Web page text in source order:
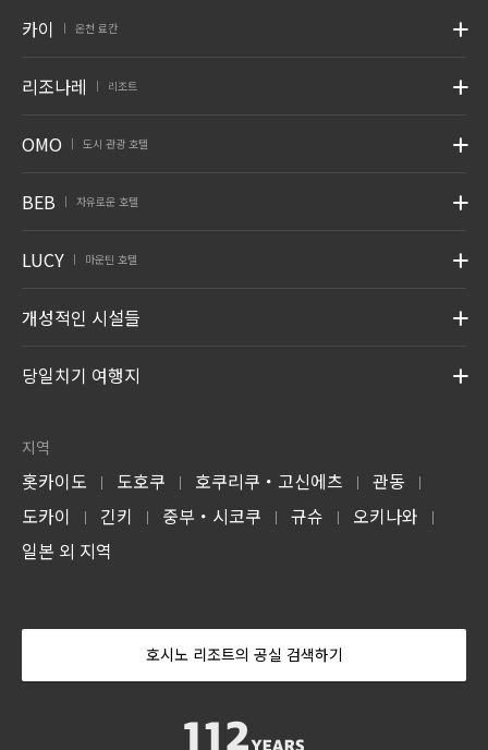
카이 온천 료칸
리조나레 리조트
OMO 도시 관광 호텔
BEB 자유로운 호텔
LUCY 마운틴 호텔
개성적인 시설들
당일치기 여행지
지역
홋카이도 | 도호쿠 | 호쿠리쿠・고신에츠 | 관동 |
도카이 | 긴키 | 중부・시코쿠 | 규슈 | 오키나와 |
일본 외 지역
호시노 리조트의 공실 검색하기